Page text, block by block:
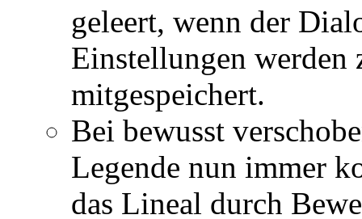
geleert, wenn der
Einstellungen
mitgespeichert.
Bei bewusst
Legende nun immer
das Lineal durch